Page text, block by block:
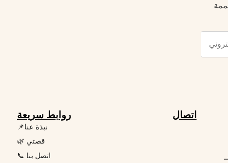
روابط سريعة
📌نبذة عنا
🌿 قصتي
📞 اتصل بنا
اتصال